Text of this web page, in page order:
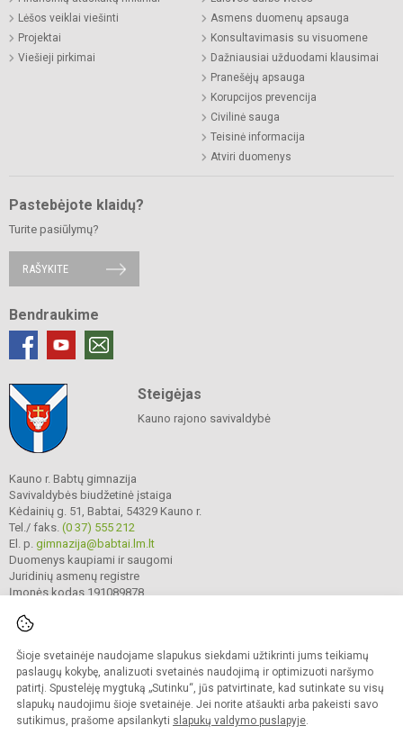
Šioje svetainėje naudojame slapukus siekdami užtikrinti jums teikiamų
paslaugų kokybę, analizuoti svetainės naudojimą ir optimizuoti naršymo
patirtį. Spustelėję mygtuką „Sutinku“, jūs patvirtinate, kad sutinkate su visų
slapukų naudojimu šioje svetainėje. Jei norite atšaukti arba pakeisti savo
sutikimus, prašome apsilankyti slapukų valdymo puslapyje.
Lėšos veiklai viešinti
Projektai
Viešieji pirkimai
Asmens duomenų apsauga
Konsultavimasis su visuomene
Dažniausiai užduodami klausimai
Pranešėjų apsauga
Korupcijos prevencija
Civilinė sauga
Teisinė informacija
Atviri duomenys
Pastebėjote klaidų?
Turite pasiūlymų?
RAŠYKITE
Bendraukime
Steigėjas
Kauno rajono savivaldybė
Kauno r. Babtų gimnazija
Savivaldybės biudžetinė įstaiga
Kėdainių g. 51, Babtai, 54329 Kauno r.
Tel./ faks. (0 37) 555 212
El. p. gimnazija@babtai.lm.lt
Duomenys kaupiami ir saugomi
Juridinių asmenų registre
Įmonės kodas 191089878
© 2025. Kauno r. Babtų gimnazija. Visos teisės saugomos.
Kopijuoti turinį be raštiško gimnazijos sutikimo griežtai draudžiama.
Prieinamumo paraiška Slapukų politika
Sumanus būdas atnaujinti